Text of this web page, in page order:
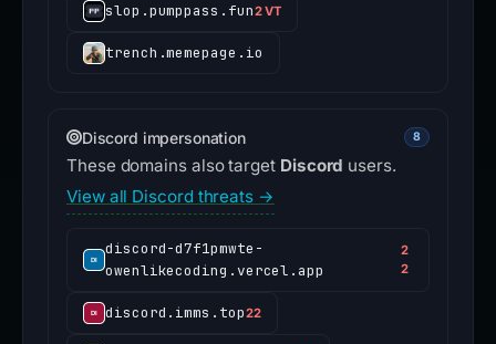
slop.pumppass.fun2 VT
trench.memepage.io
Discord impersonation 8
These domains also target Discord users.
View all Discord threats →
discord-d7f1pmwte-
owenlikecoding.vercel.app
2
2
discord.imms.top22